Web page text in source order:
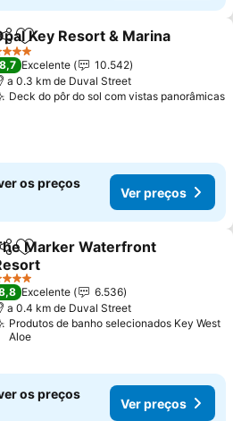
Adicionar aos favoritos
Key Resort & Marina
8,7 Excelente
10.542
a 0.3 km de Duval Street
Deck do pôr do sol com vistas panorâmicas
os preços
Ver preços
Adicionar aos favoritos
Marker Waterfront
preços
Excelente
6.536
a 0.4 km de Duval Street
Produtos de banho selecionados Key West
Aloe
os preços
Ver preços